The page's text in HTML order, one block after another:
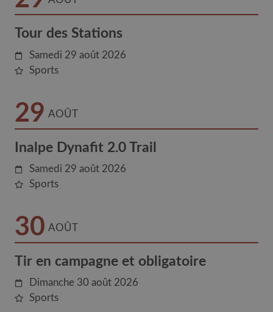
Tour des Stations
Samedi 29 août 2026
Sports
29 AOÛT
Inalpe Dynafit 2.0 Trail
Samedi 29 août 2026
Sports
30 AOÛT
Tir en campagne et obligatoire
Dimanche 30 août 2026
Sports